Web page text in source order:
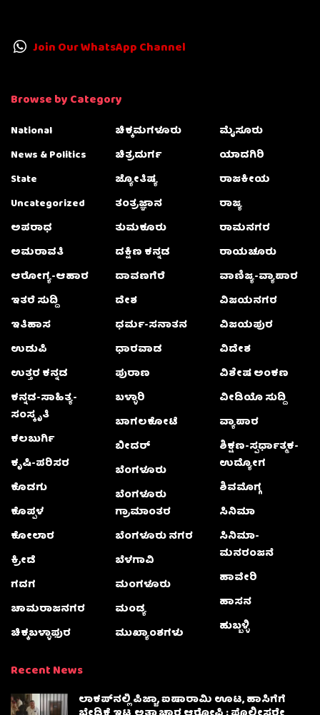
Join Our WhatsApp Channel
Browse by Category
National
News & Politics
State
Uncategorized
ಅಪರಾಧ
ಅಮರಾವತಿ
ಆರೋಗ್ಯ-ಆಹಾರ
ಇತರೆ ಸುದ್ದಿ
ಇತಿಹಾಸ
ಉಡುಪಿ
ಉತ್ತರ ಕನ್ನಡ
ಕನ್ನಡ-ಸಾಹಿತ್ಯ-
ಸಂಸ್ಕೃತಿ
ಕಲಬುರ್ಗಿ
ಕೃಷಿ-ಪರಿಸರ
ಕೊಡಗು
ಕೊಪ್ಪಳ
ಕೋಲಾರ
ಕ್ರೀಡೆ
ಗದಗ
ಚಾಮರಾಜನಗರ
ಚಿಕ್ಕಬಳ್ಳಾಫುರ
ಚಿಕ್ಕಮಗಳೂರು
ಚಿತ್ರದುರ್ಗ
ಜ್ಯೋತಿಷ್ಯ
ತಂತ್ರಜ್ಞಾನ
ತುಮಕೂರು
ದಕ್ಷಿಣ ಕನ್ನಡ
ದಾವಣಗೆರೆ
ದೇಶ
ಧರ್ಮ-ಸನಾತನ
ಧಾರವಾಡ
ಪುರಾಣ
ಬಳ್ಳಾರಿ
ಬಾಗಲಕೋಟೆ
ಬೀದರ್
ಬೆಂಗಳೂರು
ಬೆಂಗಳೂರು
ಗ್ರಾಮಾಂತರ
ಬೆಂಗಳೂರು ನಗರ
ಬೆಳಗಾವಿ
ಮಂಗಳೂರು
ಮಂಡ್ಯ
ಮುಖ್ಯಾಂಶಗಳು
ಮೈಸೂರು
ಯಾದಗಿರಿ
ರಾಜಕೀಯ
ರಾಜ್ಯ
ರಾಮನಗರ
ರಾಯಚೂರು
ವಾಣಿಜ್ಯ-ವ್ಯಾಪಾರ
ವಿಜಯನಗರ
ವಿಜಯಪುರ
ವಿದೇಶ
ವಿಶೇಷ ಅಂಕಣ
ವೀಡಿಯೊ ಸುದ್ದಿ
ವ್ಯಾಪಾರ
ಶಿಕ್ಷಣ-ಸ್ಪರ್ಧಾತ್ಮಕ-
ಉದ್ಯೋಗ
ಶಿವಮೊಗ್ಗ
ಸಿನಿಮಾ
ಸಿನಿಮಾ-
ಮನರಂಜನೆ
ಹಾವೇರಿ
ಹಾಸನ
ಹುಬ್ಬಳ್ಳಿ
Recent News
ಲಾಕಪ್‌ನಲ್ಲಿ ಪಿಜ್ಜಾ, ಐಷಾರಾಮಿ ಊಟ, ಹಾಸಿಗೆಗೆ